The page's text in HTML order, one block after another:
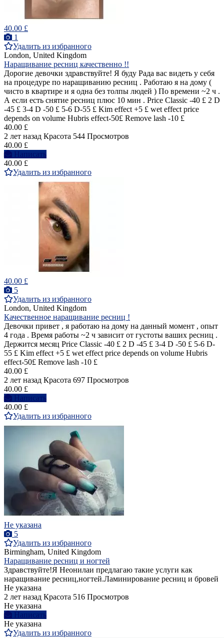
40.00 £
1
Удалить из избранного
London, United Kingdom
Наращивание ресниц качественно !!
Дорогие девочки здравствуйте! Я буду Рада вас видеть у себя
на процедуре по наращиванию ресниц . Работаю я на дому (
чисто в квартире и я одна без толпы людей ) По времени ~2 ч .
А если есть снятие ресниц плюс 10 мин . Price Classic -40 £ 2 D
-45 £ 3-4 D -50 £ 5-6 D-55 £ Kim effect +5 £ wet effect price
depends on volume Hubris effect-50£ Remove lash -10 £
40.00 £
2 лет назад Красота 544 Просмотров
40.00 £
Написать
40.00 £
Удалить из избранного
40.00 £
5
Удалить из избранного
London, United Kingdom
Качественное наращивание ресниц !
Девочки привет , я работаю на дому на данный момент , опыт
4 года . Время работы ~2 ч зависит от густоты ваших ресниц .
Держится месяц Price Classic -40 £ 2 D -45 £ 3-4 D -50 £ 5-6 D-
55 £ Kim effect +5 £ wet effect price depends on volume Hubris
effect-50£ Remove lash -10 £
40.00 £
2 лет назад Красота 697 Просмотров
40.00 £
Написать
40.00 £
Удалить из избранного
Не указана
5
Удалить из избранного
Birmingham, United Kingdom
Наращивание ресниц и ногтей
Здравствуйте!Я Неонилаи предлагаю такие услуги как
наращивание ресниц,ногтей.Ламинирование ресниц и бровей
Не указана
2 лет назад Красота 516 Просмотров
Не указана
Написать
Не указана
Удалить из избранного